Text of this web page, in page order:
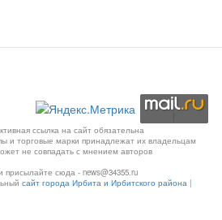
ссылка на сайт обязательна
и торговые марки принадлежат их владельцам
не совпадать с мнением авторов
присылайте сюда - news@34355.ru
сайт города Ирбита и Ирбитского района |